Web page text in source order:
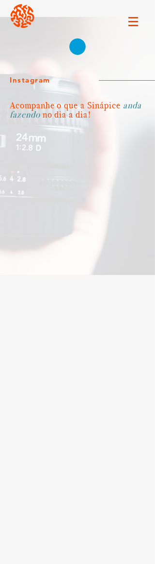
Instagram
Acompanhe o que a Sinápice anda
fazendono dia a dia!